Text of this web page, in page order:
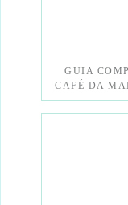
GUIA
CAFÉ DA